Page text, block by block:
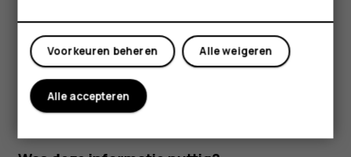
uitgeschakeld.
Alle weigeren
Voorkeuren beheren
Alle accepteren